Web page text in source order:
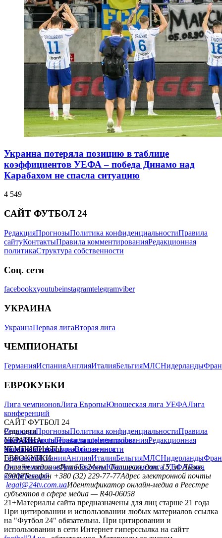
Украина потеряла позицию в таблице
коэффициентов УЕФА – победа Динамо над
Карабахом не спасла ситуацию
4 549
САЙТ ФУТБОЛ 24
РедакцияПрогнозыПолитика конфиденциальностиПравила
сайтуКонтактыПравила комментированияРедакционная
политикаСтруктура собственности
Соц. сети
facebookxyoutubeinstagramtelegramviber
УКРАИНА
УкраинаПервая лигаВторая лига
ЧЕМПИОНАТЫ
ГерманияИспанияАнглияИталияБельгияМЛСНидерланды
ЕВРОКУБКИ
Лига чемпионовЛига ЕвропыЮношеская лига УЕФАЛига
конференций
САЙТ ФУТБОЛ 24
РедакцияПрогнозыПолитика конфиденциальностиПравила
сайтуКонтактыПравила комментированияРедакционная
политикаСтруктура собственности
Соц. сети
facebookxyoutubeinstagramtelegramviber
УКРАИНА
УкраинаПервая лигаВторая лига
ЧЕМПИОНАТЫ
ГерманияИспанияАнглияИталияБельгияМЛСНидерланды
ЕВРОКУБКИ
Лига чемпионовЛига ЕвропыЮношеская лига УЕФАЛига
конференций
Онлайн-медиа «Футбол 24»пл. Галицкая, дом. 15, м. Львов,
79008Телефон +380 (32) 229-77-77Адрес электронной почты
legal@24tv.com.uaИдентификатор онлайн-медиа в Реестре
субъектов в сфере медиа — R40-06058
21+Материалы сайта предназначены для лиц старше 21 года
При цитировании и использовании любых материалов ссылка
на "Футбол 24" обязательна. При цитировании и
использовании в сети Интернет гиперссылка на сайтт